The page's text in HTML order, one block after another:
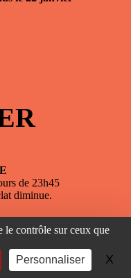
de 23h45
diminue.
76° à 68° Ouest ;
26 septembre,
le 29 juin
le contrôle sur ceux que
Personnaliser X